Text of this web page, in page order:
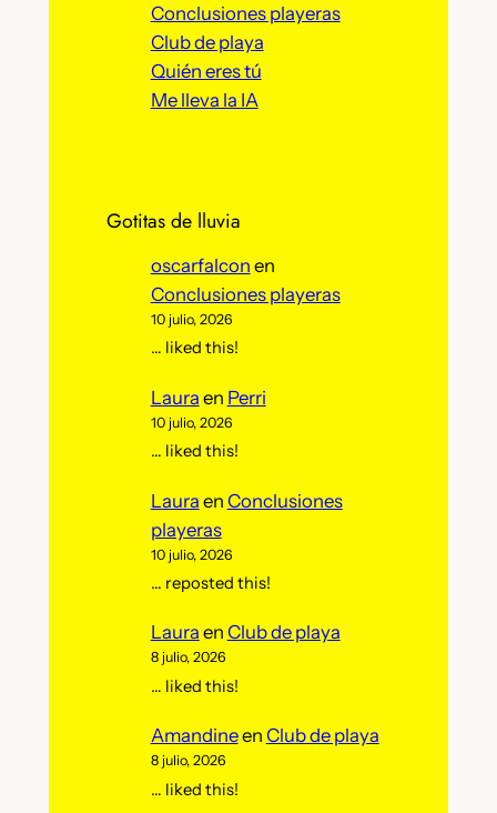
Conclusiones playeras
Club de playa
Quién eres tú
Me lleva la IA
Gotitas de lluvia
oscarfalcon en
Conclusiones playeras
10 julio, 2026
… liked this!
Laura en Perri
10 julio, 2026
… liked this!
Laura en Conclusiones
playeras
10 julio, 2026
… reposted this!
Laura en Club de playa
8 julio, 2026
… liked this!
Amandineen Club de playa
8 julio, 2026
… liked this!